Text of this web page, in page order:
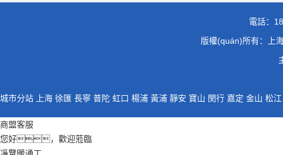
電話：
版權(quán)所有：上
城市分站 上海 徐匯 長寧 普陀 虹口 楊浦 黃浦 靜安 寶山 閔行 嘉定 金山 松江
商盟客服
您好，歡迎蒞臨